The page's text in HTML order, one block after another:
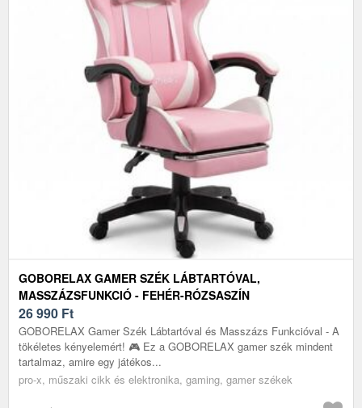
GOBORELAX GAMER SZÉK LÁBTARTÓVAL,
MASSZÁZSFUNKCIÓ - FEHÉR-RÓZSASZÍN
26 990 Ft
GOBORELAX Gamer Szék Lábtartóval és Masszázs Funkcióval - A
tökéletes kényelemért! 🎮 Ez a GOBORELAX gamer szék mindent
tartalmaz, amire egy játékos...
pro-x, műszaki cikk és elektronika, gaming, gamer székek